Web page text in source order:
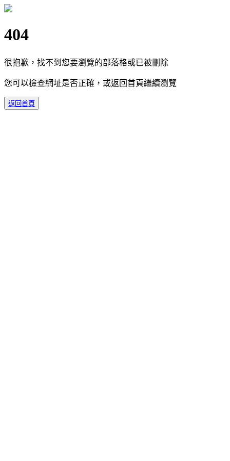
404
很抱歉，找不到您要瀏覽的部落格或已被刪除
您可以檢查網址是否正確，或返回首頁繼續瀏覽
返回首頁